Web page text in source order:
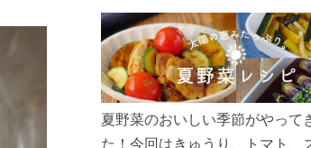
リ食べて、夏バテを吹き飛ばし
う！
夏野菜のおいしい季節がやって
た！今回はきゅうり、トマト、